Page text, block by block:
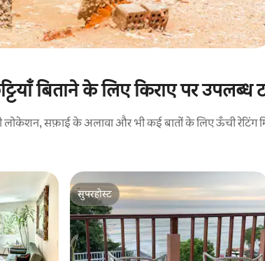
बिताने के लिए किराए पर उपलब्ध
लोकेशन, सफ़ाई के अलावा और भी कई बातों के लिए ऊँची रेटिंग
सुपरहोस्ट
सुपरहोस्ट